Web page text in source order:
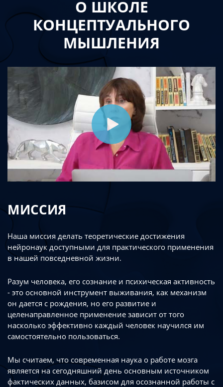
О ШКОЛЕ
КОНЦЕПТУАЛЬНОГО
МЫШЛЕНИЯ
МИССИЯ
Наша миссия делать теоретические достижения
нейронаук доступными для практического применения
в нашей повседневной жизни.
Разум человека, его сознание и психическая активность
- это основной инструмент выживания, как механизм
он дается с рождения, но его развитие и
целенаправленное применение зависит от того
насколько эффективно каждый человек научился им
самостоятельно пользоваться.
Мы считаем, что современная наука о работе мозга
является на сегодняшний день основным источником
фактических данных, базисом для осознанной работы с